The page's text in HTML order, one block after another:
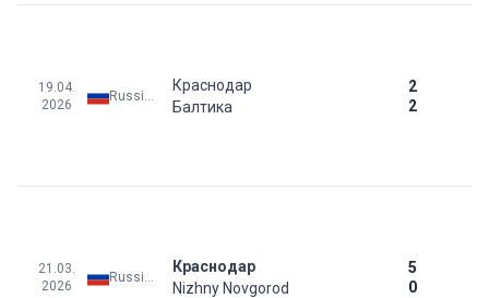
19.04.
2026
Краснодар
2
2
Балтика
21.03.
2026
Краснодар
5
0
Nizhny Novgorod